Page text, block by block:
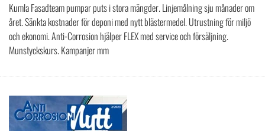
Kumla Fasadteam pumpar puts i stora mängder. Linjemålning sju månader om
året. Sänkta kostnader för deponi med nytt blästermedel. Utrustning för miljö
och ekonomi. Anti-Corrosion hjälper FLEX med service och försäljning.
Munstyckskurs. Kampanjer mm